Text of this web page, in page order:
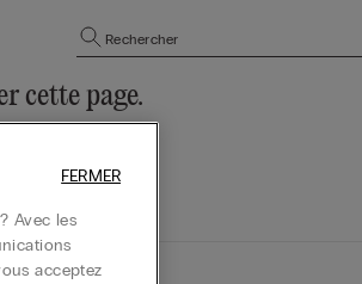
Rechercher
cette page.
d’accueil.
Avec les
acceptez
FERMER